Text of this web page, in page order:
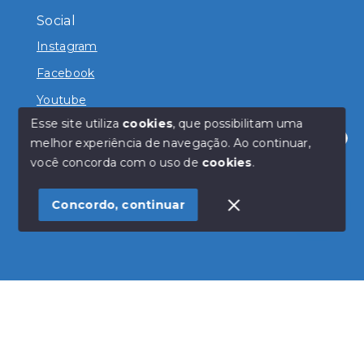
Olá! Estamos disponíveis para te ajudar.
Social
Instagram
Facebook
Youtube
© Copyright 2026 - Magda Imóveis - Todos os direitos
SITE PARA IMOBILIARIA
Esse site utiliza cookies, que possibilitam uma
melhor experiência de navegação.Ao continuar,
você concorda com o uso de cookies.
Concordo, continuar